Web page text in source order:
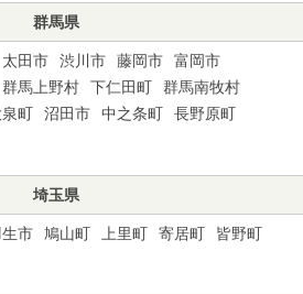
群馬県
太田市 渋川市 藤岡市
富岡市
群馬上野村 下仁田町
群馬南牧村
泉町 沼田市 中之条町
長野原町
埼玉県
市 鳩山町 上里町 寄居町
皆野町